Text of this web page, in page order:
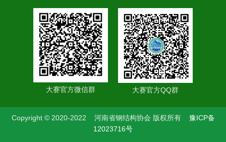
大赛官方微信群 大赛官方QQ群
Copyright © 2020-2022 河南省钢结构协会 版权所有 豫ICP备
12023716号